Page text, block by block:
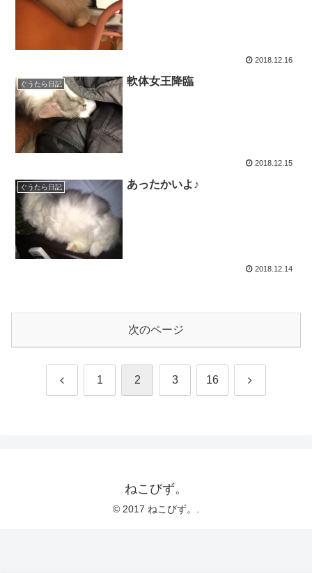
2018.12.16
ぐうたら日記 軟体女王降臨
2018.12.15
ぐうたら日記 あったかいよ♪
2018.12.14
次のページ
前 1 2 3 16 次
ねこびず。
© 2017 ねこびず。.